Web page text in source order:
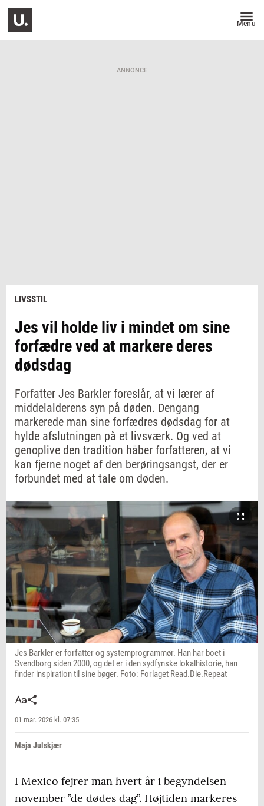
Menu
ANNONCE
LIVSSTIL
Jes vil holde liv i mindet om sine
forfædre ved at markere deres
dødsdag
Forfatter Jes Barkler foreslår, at vi lærer af
middelalderens syn på døden. Dengang
markerede man sine forfædres dødsdag for at
hylde afslutningen på et livsværk. Og ved at
genoplive den tradition håber forfatteren, at vi
kan fjerne noget af den berøringsangst, der er
forbundet med at tale om døden.
Jes Barkler er forfatter og systemprogrammør. Han har boet i
Svendborg siden 2000, og det er i den sydfynske lokalhistorie, han
finder inspiration til sine bøger. Foto: Forlaget Read.Die.Repeat
01 mar. 2026 kl. 07:35
Maja Julskjær
I Mexico fejrer man hvert år i begyndelsen
november ”de dødes dag”. Højtiden markeres